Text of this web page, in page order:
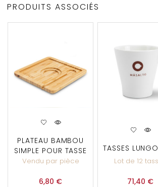
PRODUITS ASSOCIÉS
PLATEAU BAMBOU
SIMPLE POUR TASSE
À CAFÉ
Vendu par pièce
6,80 €
TASSES
Lot de 12
71,40 €